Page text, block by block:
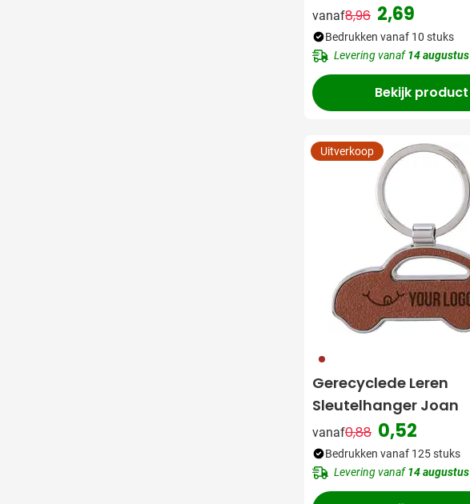
vanaf
Normale prijs
8,96 2,69
Bedrukken vanaf 10 stuks
Levering vanaf14 augustus
Bekijk product
011
Gerecyclede Leren
Sleutelhanger Joan
vanaf
Normale prijs
0,88 0,52
Uitverkoop
Bedrukken vanaf 125 stuks
Levering vanaf14 augustus